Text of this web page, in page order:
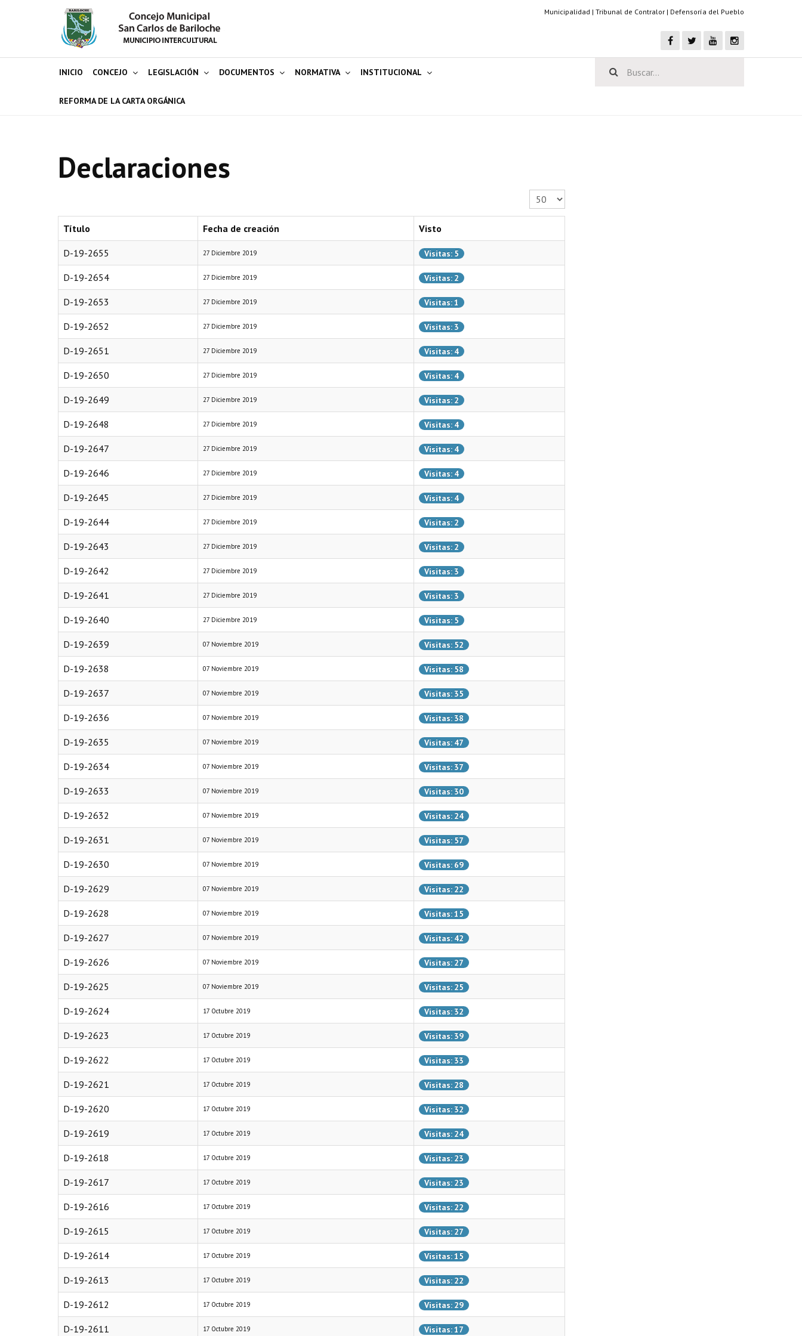
Municipalidad | Tribunal de Contralor | Defensoría del Pueblo
INICIO CONCEJO LEGISLACIÓN DOCUMENTOS NORMATIVA INSTITUCIONAL
REFORMA DE LA CARTA ORGÁNICA
Declaraciones
Cantidad a mostrar
Título Fecha de creación Visto
D-19-2655 27 Diciembre 2019 Visitas: 5
D-19-2654 27 Diciembre 2019 Visitas: 2
D-19-2653 27 Diciembre 2019 Visitas: 1
D-19-2652 27 Diciembre 2019 Visitas: 3
D-19-2651 27 Diciembre 2019 Visitas: 4
D-19-2650 27 Diciembre 2019 Visitas: 4
D-19-2649 27 Diciembre 2019 Visitas: 2
D-19-2648 27 Diciembre 2019 Visitas: 4
D-19-2647 27 Diciembre 2019 Visitas: 4
D-19-2646 27 Diciembre 2019 Visitas: 4
D-19-2645 27 Diciembre 2019 Visitas: 4
D-19-2644 27 Diciembre 2019 Visitas: 2
D-19-2643 27 Diciembre 2019 Visitas: 2
D-19-2642 27 Diciembre 2019 Visitas: 3
D-19-2641 27 Diciembre 2019 Visitas: 3
D-19-2640 27 Diciembre 2019 Visitas: 5
D-19-2639 07 Noviembre 2019 Visitas: 52
D-19-2638 07 Noviembre 2019 Visitas: 58
D-19-2637 07 Noviembre 2019 Visitas: 35
D-19-2636 07 Noviembre 2019 Visitas: 38
D-19-2635 07 Noviembre 2019 Visitas: 47
D-19-2634 07 Noviembre 2019 Visitas: 37
D-19-2633 07 Noviembre 2019 Visitas: 30
D-19-2632 07 Noviembre 2019 Visitas: 24
D-19-2631 07 Noviembre 2019 Visitas: 57
D-19-2630 07 Noviembre 2019 Visitas: 69
D-19-2629 07 Noviembre 2019 Visitas: 22
D-19-2628 07 Noviembre 2019 Visitas: 15
D-19-2627 07 Noviembre 2019 Visitas: 42
D-19-2626 07 Noviembre 2019 Visitas: 27
D-19-2625 07 Noviembre 2019 Visitas: 25
D-19-2624 17 Octubre 2019 Visitas: 32
D-19-2623 17 Octubre 2019 Visitas: 39
D-19-2622 17 Octubre 2019 Visitas: 33
D-19-2621 17 Octubre 2019 Visitas: 28
D-19-2620 17 Octubre 2019 Visitas: 32
D-19-2619 17 Octubre 2019 Visitas: 24
D-19-2618 17 Octubre 2019 Visitas: 23
D-19-2617 17 Octubre 2019 Visitas: 23
D-19-2616 17 Octubre 2019 Visitas: 22
D-19-2615 17 Octubre 2019 Visitas: 27
D-19-2614 17 Octubre 2019 Visitas: 15
D-19-2613 17 Octubre 2019 Visitas: 22
D-19-2612 17 Octubre 2019 Visitas: 29
D-19-2611 17 Octubre 2019 Visitas: 17